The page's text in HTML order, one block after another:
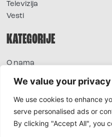
We value your privacy
We use cookies to enhance
serve personalised ads or
By clicking "Accept All", you
Televizija
Vesti
KATEGORIJE
O nama
Extra
Foto
Moda
TV